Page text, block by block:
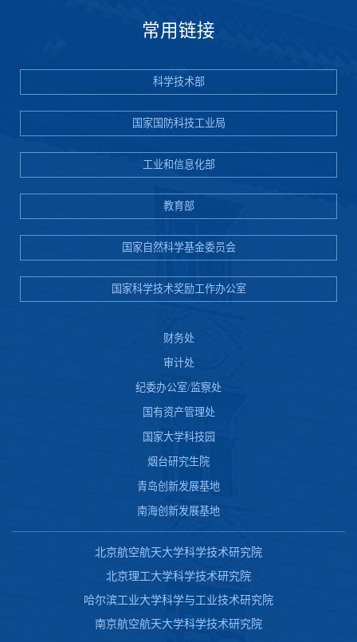
常用链接
科学技术部
国家国防科技工业局
工业和信息化部
教育部
国家自然科学基金委员会
国家科学技术奖励工作办公室
财务处
审计处
纪委办公室/监察处
国有资产管理处
国家大学科技园
烟台研究生院
青岛创新发展基地
南海创新发展基地
北京航空航天大学科学技术研究院
北京理工大学科学技术研究院
哈尔滨工业大学科学与工业技术研究院
南京航空航天大学科学技术研究院